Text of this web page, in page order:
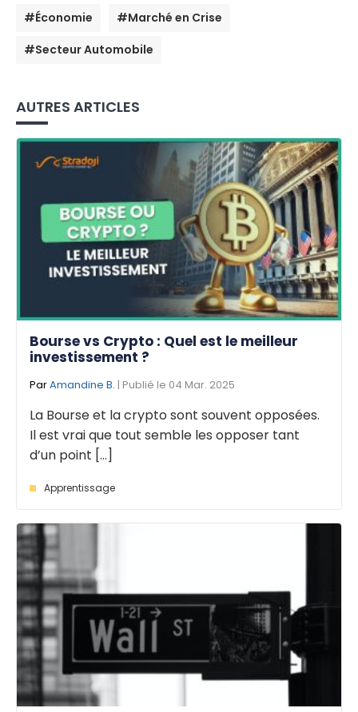
#Économie
#Marché en Crise
#Secteur Automobile
AUTRES ARTICLES
Bourse vs Crypto : Quel est le meilleur
investissement ?
ParAmandine B. | Publié le 04 Mar. 2025
La Bourse et la crypto sont souvent opposées.
Il est vrai que tout semble les opposer tant
d’un point [...]
Apprentissage